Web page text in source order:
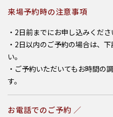
来場予約時の注意事項
・2日前までにお申し込みくださ
・2日以内のご予約の場合は、
い。
・ご予約いただいてもお時間の
す。
お電話でのご予約 ／